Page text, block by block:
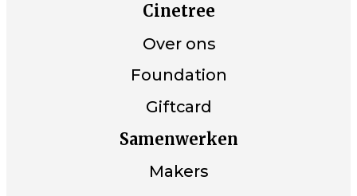
Cinetree
Over ons
Foundation
Giftcard
Samenwerken
Makers